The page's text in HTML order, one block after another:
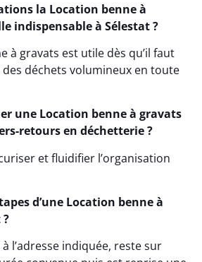
la Location benne à
indispensable à Sélestat ?
à gravats est utile dès qu’il faut
déchets volumineux en toute
une Location benne à gravats
retours en déchetterie ?
et fluidifier l’organisation
d’une Location benne à
l’adresse indiquée, reste sur